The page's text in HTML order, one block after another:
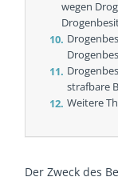
wegen
strafbare
Weitere
Der Zweck des